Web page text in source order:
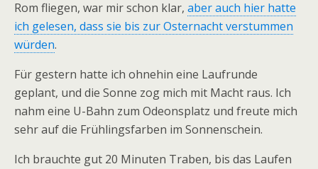
Rom fliegen, war mir schon klar, aber auch hier hatte
ich gelesen, dass sie bis zur Osternacht verstummen
würden.
Für gestern hatte ich ohnehin eine Laufrunde
geplant, und die Sonne zog mich mit Macht raus. Ich
nahm eine U-Bahn zum Odeonsplatz und freute mich
sehr auf die Frühlingsfarben im Sonnenschein.
Ich brauchte gut 20 Minuten Traben, bis das Laufen